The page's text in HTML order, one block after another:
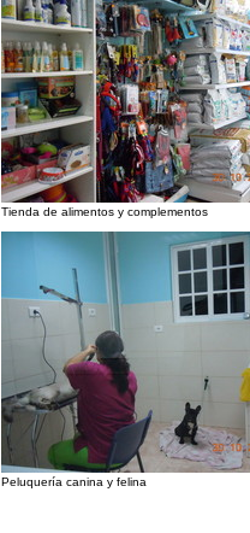
Tienda de alimentos y complementos
Peluquería canina y felina